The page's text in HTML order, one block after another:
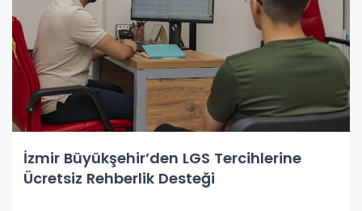
İzmir Büyükşehir’den LGS Tercihlerine
Ücretsiz Rehberlik Desteği